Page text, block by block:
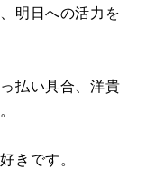
明日への活力を
払い具合、洋貴
きです。